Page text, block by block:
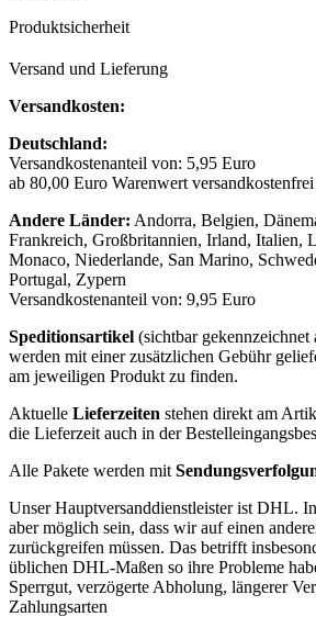
Produktsicherheit
Versand und Lieferung
Versandkosten:
Deutschland:
Versandkostenanteil von: 5,95 Euro
ab 80,00 Euro Warenwert versandkostenfrei
Andere Länder: Andorra, Belgien,
Frankreich, Großbritannien, Irland, Italien,
Monaco, Niederlande, San Marino,
Portugal, Zypern
Versandkostenanteil von: 9,95 Euro
Speditionsartikel (sichtbar
werden mit einer zusätzlichen Gebühr
am jeweiligen Produkt zu finden.
Aktuelle Lieferzeiten stehen direkt am
die Lieferzeit auch in der
Alle Pakete werden mit
Unser Hauptversanddienstleister ist DHL.
aber möglich sein, dass wir auf einen
zurückgreifen müssen. Das betrifft
üblichen DHL-Maßen so ihre Probleme
Sperrgut, verzögerte Abholung, längerer
Zahlungsarten